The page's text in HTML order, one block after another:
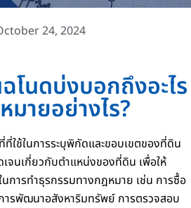
24, 2024
โนดบ่งบอกถึงอะไร
มายอย่างไร?
ที่ใช้ในการระบุพิกัดและขอบเขตของที่ดิน
จนเกี่ยวกับตำแหน่งของที่ดิน เพื่อให้
การทำธุรกรรมทางกฎหมาย เช่น การซื้อ
ารพัฒนาอสังหาริมทรัพย์ การตรวจสอบ